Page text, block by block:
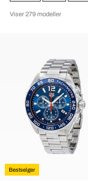
Viser 279 modeller
Bestselger